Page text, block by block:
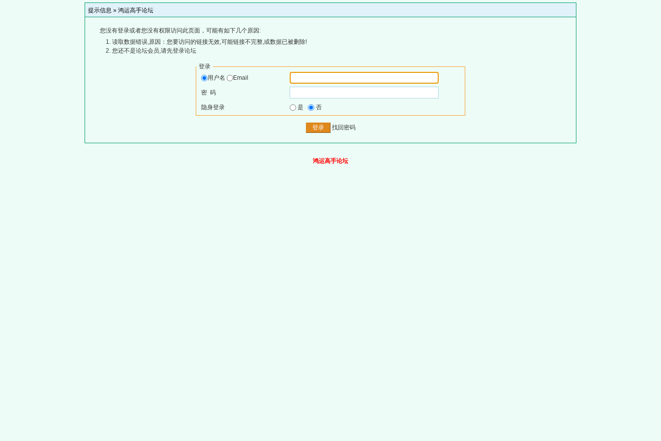
提示信息 » 鸿运高手论坛
您没有登录或者您没有权限访问此页面，可能有如下几个原因:
读取数据错误,原因：您要访问的链接无效,可能链接不完整,或数据已被删除!
您还不是论坛会员,请先登录论坛
登录
用户名
Email
密 码
隐身登录 是 否
找回密码
鸿运高手论坛